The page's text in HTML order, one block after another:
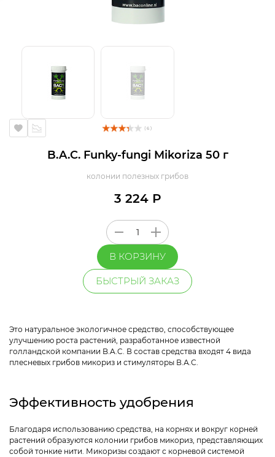
( 6 )
B.A.C. Funky-fungi Mikoriza 50 г
колонии полезных грибов
3 224 Р
В КОРЗИНУ
БЫСТРЫЙ ЗАКАЗ
Это натуральное экологичное средство, способствующее
улучшению роста растений, разработанное известной
голландской компании B.A.C. В состав средства входят 4 вида
плесневых грибов микориз и стимуляторы В.А.С.
Эффективность удобрения
Благодаря использованию средства, на корнях и вокруг корней
растений образуются колонии грибов микориз, представляющих
собой тонкие нити. Микоризы создают с корневой системой